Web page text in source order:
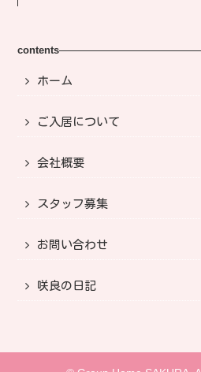
contents
ホーム
ご入居について
会社概要
スタッフ募集
お問い合わせ
咲良の日記